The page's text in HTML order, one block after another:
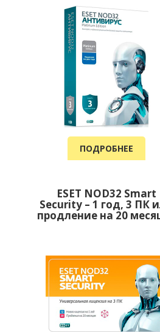
ПОДРОБНЕЕ
ESET NOD32 Smart
Security – 1 год, 3 ПК
продление на 20